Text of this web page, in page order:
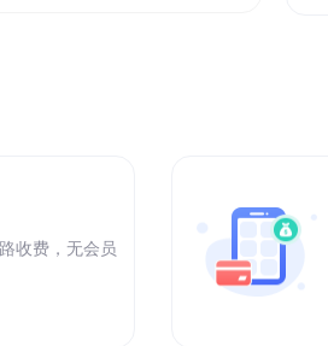
收费，无会员